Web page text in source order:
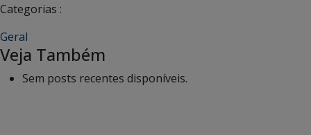
Categorias :
Geral
Veja Também
Sem posts recentes disponíveis.